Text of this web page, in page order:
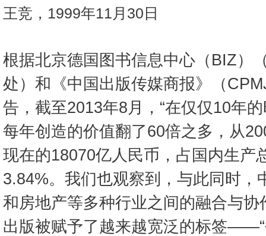
王竞，1999年11月30日
根据北京德国图书信息中心（BIZ）
处）和《中国出版传媒商报》（
告，截至2013年8月，“在仅仅10年
每年创造的价值翻了60倍之多，从
现在的18070亿人民币，占国内生产
3.84%。我们也观察到，与此同时，
和房地产等多种行业之间的融合与协
出版被赋予了越来越宽泛的标签——“